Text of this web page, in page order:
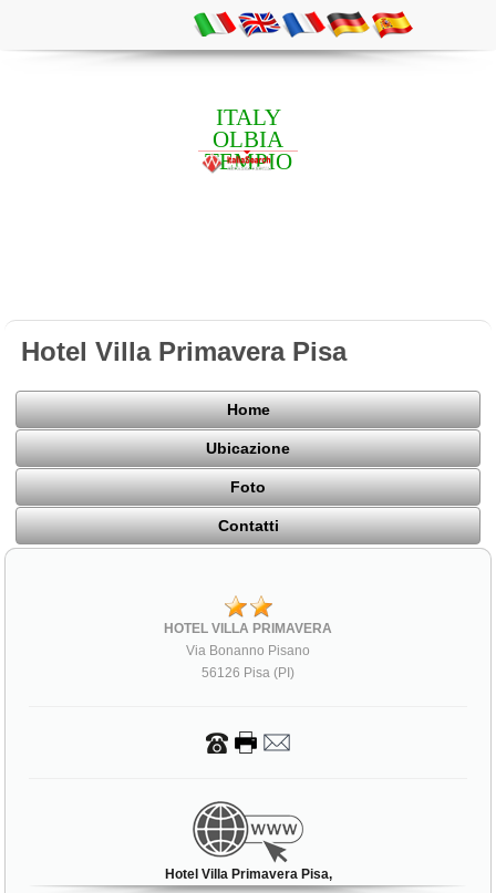
ITALY
OLBIA
TEMPIO
Hotel Villa Primavera Pisa
Home
Ubicazione
Foto
Contatti
HOTEL VILLA PRIMAVERA
Via Bonanno Pisano
56126 Pisa (PI)
Hotel Villa Primavera Pisa,